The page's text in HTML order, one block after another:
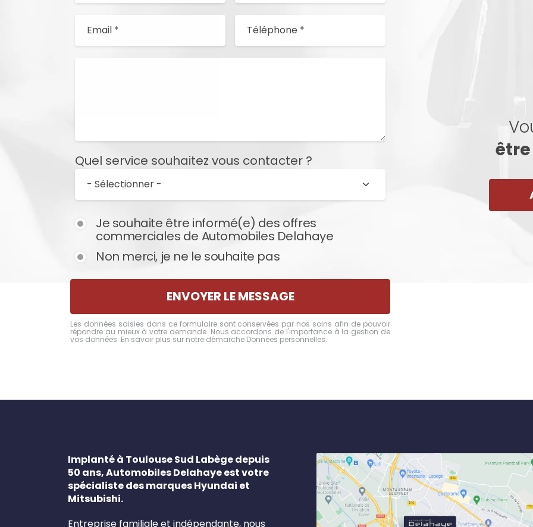
Quel service souhaitez vous contacter ?
Newsletter
Je souhaite être informé(e) des offres
commerciales de Automobiles Delahaye
Non merci, je ne le souhaite pas
ENVOYER LE MESSAGE
Les données saisies dans ce formulaire sont conservées par nos soins afin de pouvoir
répondre au mieux à votre demande. Nous accordons de l'importance à la gestion de
vos données. En savoir plus sur notre démarche Données personnelles.
Implanté à Toulouse Sud Labège depuis
50 ans, Automobiles Delahaye est votre
spécialiste des marques Hyundai et
Mitsubishi.
Entreprise familiale et indépendante, nous